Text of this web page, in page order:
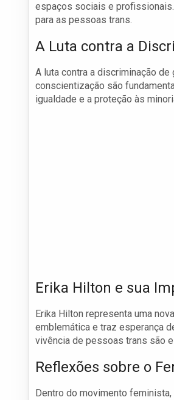
espaços sociais e
para as pessoas trans.
A Luta contra a
A luta contra a discriminação
conscientização são
igualdade e a proteção às
Erika Hilton e sua
Erika Hilton representa uma
emblemática e traz esperança
vivência de pessoas trans são
Reflexões sobre o
Dentro do movimento